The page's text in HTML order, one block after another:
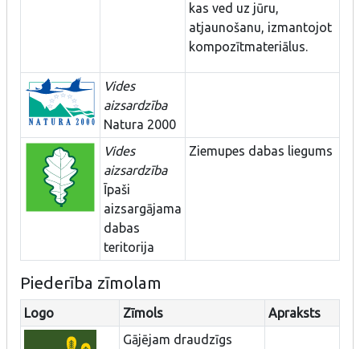
kas ved uz jūru,
atjaunošanu, izmantojot
kompozītmateriālus.
Vides
aizsardzība
Natura 2000
Vides
aizsardzība
Īpaši
aizsargājama
dabas
teritorija
Ziemupes dabas liegums
Piederība zīmolam
Logo Zīmols
Apraksts
Gājējam draudzīgs